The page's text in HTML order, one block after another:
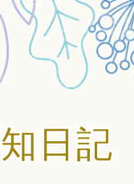
日記